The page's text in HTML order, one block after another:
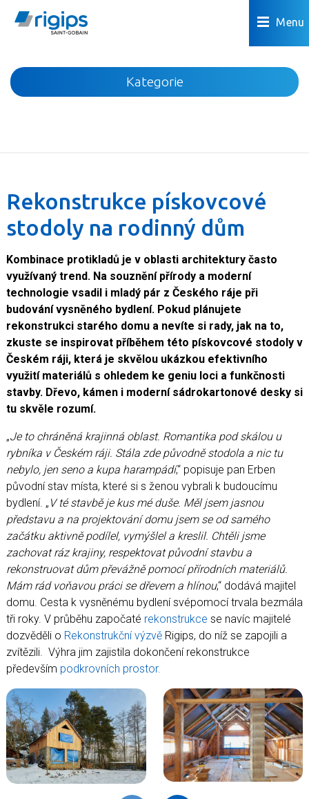
Menu
Kategorie
Příčky
Omítky a povrchová úprava
Předstěny a šachty
Podkroví
Dřevostavby
Koupelny a vlhké prostory
Zásady a užitečné informace
Reference
Rekonstrukce pískovcové
stodoly na rodinný dům
Kombinace protikladů je v oblasti architektury často
využívaný trend. Na souznění přírody a moderní
technologie vsadil i mladý pár z Českého ráje při
budování vysněného bydlení. Pokud plánujete
rekonstrukci starého domu a nevíte si rady, jak na to,
zkuste se inspirovat příběhem této pískovcové stodoly v
Českém ráji, která je skvělou ukázkou efektivního
využití materiálů s ohledem ke geniu loci a funkčnosti
stavby. Dřevo, kámen i moderní sádrokartonové desky si
tu skvěle rozumí.
„Je to chráněná krajinná oblast. Romantika pod skálou u
rybníka v Českém ráji. Stála zde původně stodola a nic tu
nebylo, jen seno a kupa harampádí,“ popisuje pan Erben
původní stav místa, které si s ženou vybrali k budoucímu
bydlení. „ V té stavbě je kus mé duše. Měl jsem jasnou
představu a na projektování domu jsem se od samého
začátku aktivně podílel, vymýšlel a kreslil. Chtěli jsme
zachovat ráz krajiny, respektovat původní stavbu a
rekonstruovat dům převážně pomocí přírodních materiálů.
Mám rád voňavou práci se dřevem a hlínou,“ dodává majitel
domu. Cesta k vysněnému bydlení svépomocí trvala bezmála
tři roky. V průběhu započaté rekonstrukce se navíc majitelé
dozvěděli o Rekonstrukční výzvě Rigips, do níž se zapojili a
zvítězili. Výhra jim zajistila dokončení rekonstrukce
především podkrovních prostor.